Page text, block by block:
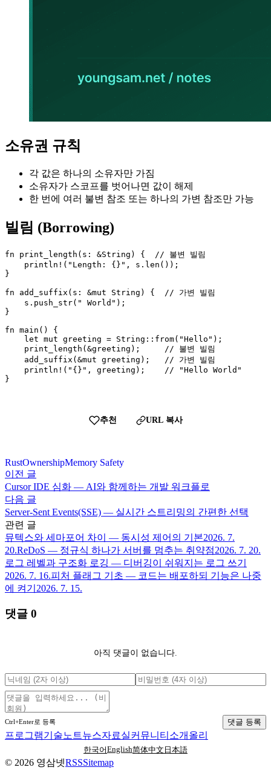
소유권 규칙
각 값은 하나의 소유자만 가짐
소유자가 스코프를 벗어나면 값이 해제
한 번에 여러 불변 참조 또는 하나의 가변 참조만 가능
빌림 (Borrowing)
fn print_length(s: &String) {  // 불변 빌림
    println!("Length: {}", s.len());
}
fn add_suffix(s: &mut String) {  // 가변 빌림
    s.push_str(" World");
}
fn main() {
    let mut greeting = String::from("Hello");
    print_length(&greeting);     // 불변 빌림
    add_suffix(&mut greeting);   // 가변 빌림
    println!("{}", greeting);    // "Hello World"
}
추천 URL 복사
RustOwnershipMemory Safety
이전 글
Cursor IDE 심화 — AI와 함께하는 개발 워크플로
다음 글
Server-Sent Events(SSE) — 실시간 스트리밍의 간편한 선택
관련 글
뮤텍스와 세마포어 차이 — 동시성 제어의 기본2026. 7.
20.ReDoS — 정규식 하나가 서버를 멈추는 취약점2026. 7. 20.
로그 레벨과 구조화 로깅 — 디버깅이 쉬워지는 로그 쓰기
2026. 7. 16.피처 플래그 기초 — 코드는 배포하되 기능은 나중
에 켜기 2026. 7. 15.
댓글 0
아직 댓글이 없습니다.
Ctrl+Enter로 등록 댓글 등록
프로그램기술노트뉴스자료실커뮤니티 소개 올리
한국어English简体中文 日本語
© 2026 영삼넷RSSSitemap